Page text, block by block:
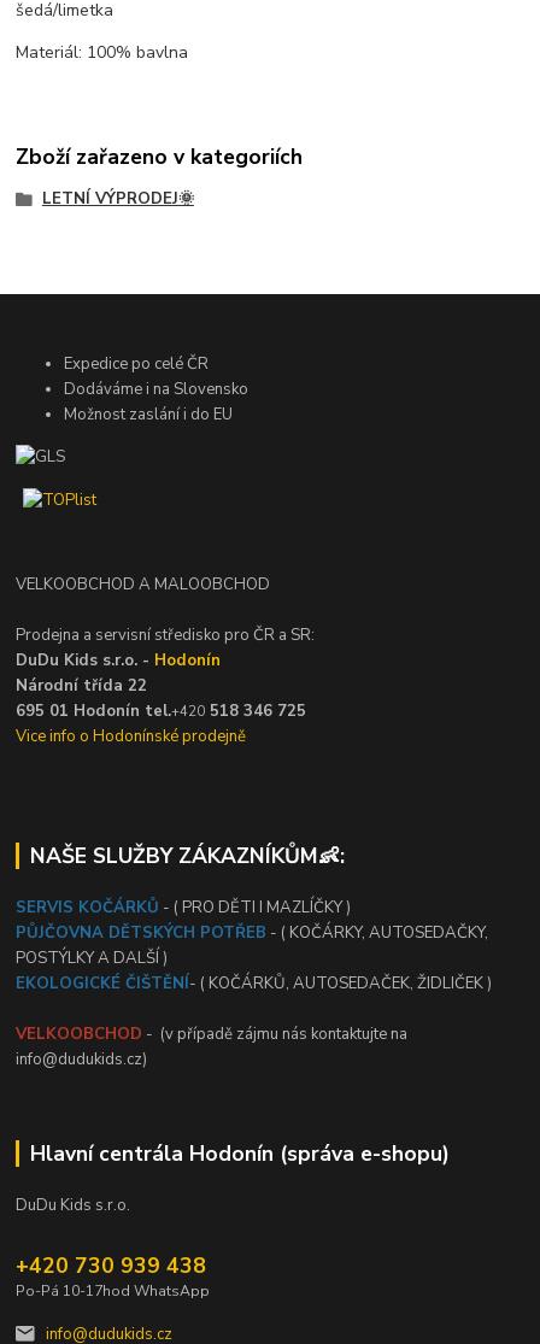
šedá/limetka
Materiál: 100% bavlna
Zboží zařazeno v kategoriích
LETNÍ VÝPRODEJ🌞
Expedice po celé ČR
Dodáváme i na Slovensko
Možnost zaslání i do EU
VELKOOBCHOD A MALOOBCHOD
Prodejna a servisní středisko pro ČR a SR:
DuDu Kids s.r.o. - Hodonín
Národní třída 22
695 01 Hodonín tel.+420 518 346 725
Vice info o Hodonínské prodejně
NAŠE SLUŽBY ZÁKAZNÍKŮM👶:
SERVIS KOČÁRKŮ - ( PRO DĚTI I MAZLÍČKY )
PŮJČOVNA DĚTSKÝCH POTŘEB - ( KOČÁRKY, AUTOSEDAČKY,
POSTÝLKY A DALŠÍ )
EKOLOGICKÉ ČIŠTĚNÍ- ( KOČÁRKŮ, AUTOSEDAČEK, ŽIDLIČEK )
VELKOOBCHOD - (v případě zájmu nás kontaktujte na
info@dudukids.cz)
Hlavní centrála Hodonín (správa e-shopu)
DuDu Kids s.r.o.
+420 730 939 438
Po-Pá 10-17hod WhatsApp
info@dudukids.cz